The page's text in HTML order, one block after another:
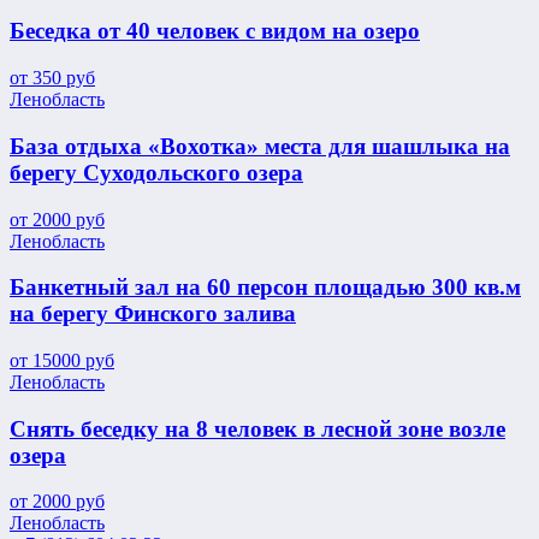
Беседка от 40 человек с видом на озеро
от 350 руб
Ленобласть
База отдыха «Вохотка» места для шашлыка на
берегу Суходольского озера
от 2000 руб
Ленобласть
Банкетный зал на 60 персон площадью 300 кв.м
на берегу Финского залива
от 15000 руб
Ленобласть
Снять беседку на 8 человек в лесной зоне возле
озера
от 2000 руб
Ленобласть